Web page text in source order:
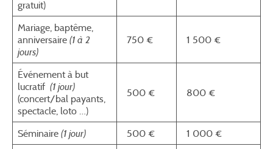
gratuit)
Mariage, baptême,
anniversaire (1 à 2
jours)
750 € 1 500 €
Événement à but
lucratif (1 jour)
(concert/bal payants,
spectacle, loto …)
500 € 800 €
Séminaire (1 jour) 500 €
1 000 €